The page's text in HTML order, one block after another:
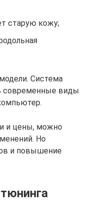
старую кожу;
Система
современные виды
и цены, можно
Но
и повышение